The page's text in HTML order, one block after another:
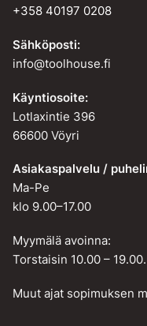
+358 40197 0208
Sähköposti:
info@toolhouse.fi
Käyntiosoite:
Lotlaxintie 396
66600 Vöyri
Asiakaspalvelu /
Ma-Pe
klo 9.00–17.00
Myymälä avoinna:
Torstaisin 10.00 – 19.00.
Muut ajat sopimuksen